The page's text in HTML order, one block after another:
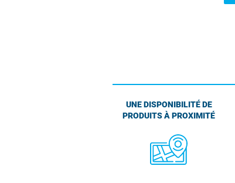
UNE DISPONIBILITÉ DE
PRODUITS À PROXIMITÉ